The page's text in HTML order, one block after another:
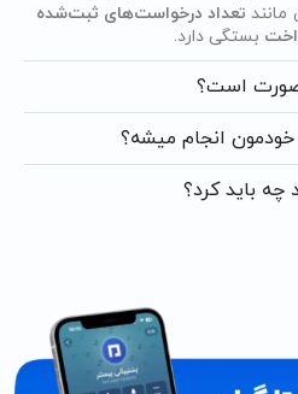
تعداد درخواست‌های ثبت‌شده
بستگی دارد.
صورت است؟
انجام میشه؟
چه باید کرد؟